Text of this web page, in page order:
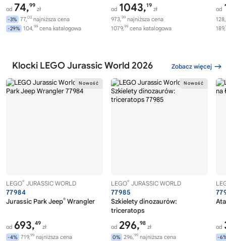
od 74,99
zł
-3% 77,03 najniższa cena
-29% 104,99 cena katalogowa
od 1043,19
zł
973,99 najniższa cena
1079,99 cena katalogowa
od
128,
189,
Klocki LEGO Jurassic World 2026 Zobacz więcej
LEGO® JURASSIC WORLD
77984
Jurassic Park Jeep® Wrangler
od 693,49
zł
-4% 719,99 najniższa cena
LEGO® JURASSIC WORLD
77985
Szkielety dinozaurów:
triceratops
od 296,98
zł
0% 296,99 najniższa cena
od
-